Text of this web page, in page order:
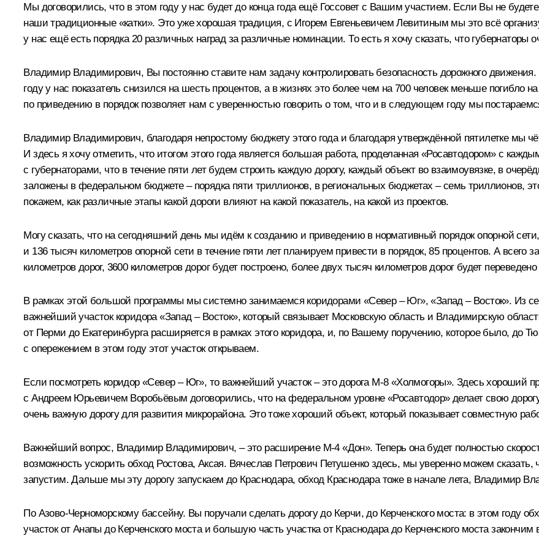
Мы договорились, что в этом году у нас будет до конца года ещё Госсовет с Вашим участием. Если Вы не
наши традиционные «катки». Это уже хорошая традиция, с Игорем Евгеньевичем Левитиным мы это всё
у нас ещё есть порядка 20 различных наград за различные номинации. То есть я хочу сказать, что губернаторы
Владимир Владимирович, Вы постоянно ставите нам задачу контролировать безопасность дорожного
году у нас показатель снизился на шесть процентов, а в жизнях это более чем на 700 человек меньше погибло
по приведению в порядок позволяет нам с уверенностью говорить о том, что и в следующем году мы
Владимир Владимирович, благодаря непростому бюджету этого года и благодаря утверждённой пятилетке мы
И здесь я хочу отметить, что итогом этого года является большая работа, проделанная «Росавтодором» с
с губернаторами, что в течение пяти лет будем строить каждую дорогу, каждый объект во взаимоувязке, в
заложены в федеральном бюджете – порядка пяти триллионов, в региональных бюджетах – семь триллионов,
покажем, как различные этапы какой дороги влияют на какой показатель, на какой из проектов.
Могу сказать, что на сегодняшний день мы идём к созданию и приведению в нормативный порядок опорной
и 136 тысяч километров опорной сети в течение пяти лет планируем привести в порядок, 85 процентов. А всего
километров дорог, 3600 километров дорог будет построено, более двух тысяч километров дорог будет
В рамках этой большой программы мы системно занимаемся коридорами «Север – Юг», «Запад – Восток». Из
важнейший участок коридора «Запад – Восток», который связывает Московскую область и Владимирскую
от Перми до Екатеринбурга расширяется в рамках этого коридора, и, по Вашему поручению, которое было, до
с опережением в этом году этот участок открываем.
Если посмотреть коридор «Север – Юг», то важнейший участок – это дорога М-8 «Холмогоры». Здесь хороший
с Андреем Юрьевичем Воробьёвым договорились, что на федеральном уровне «Росавтодор» делает свою
очень важную дорогу для развития микрорайона. Это тоже хороший объект, который показывает совместную
Важнейший вопрос, Владимир Владимирович, – это расширение М-4 «Дон». Теперь она будет полностью
возможность ускорить обход Ростова, Аксая. Вячеслав Петрович Петушенко здесь, мы уверенно можем сказать,
запустим. Дальше мы эту дорогу запускаем до Краснодара, обход Краснодара тоже в начале лета, Владимир
По Азово-Черноморскому бассейну. Вы поручали сделать дорогу до Керчи, до Керченского моста: в этом году
участок от Анапы до Керченского моста и большую часть участка от Краснодара до Керченского моста закончим